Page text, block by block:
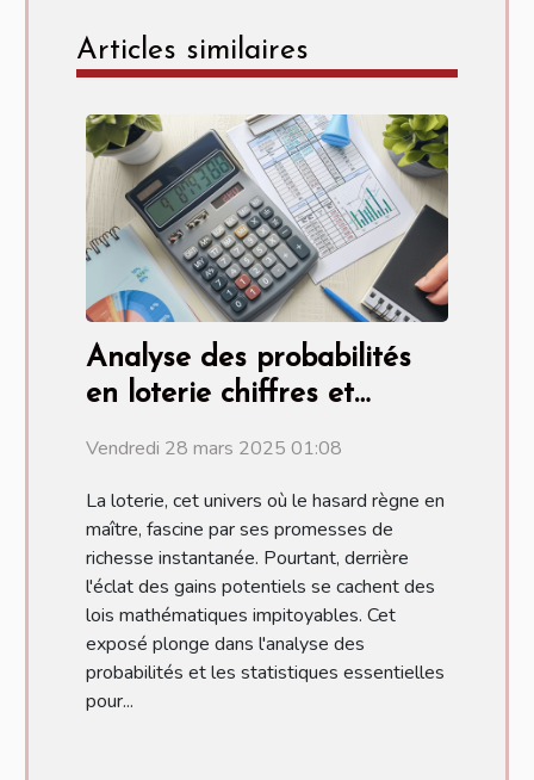
Articles similaires
Analyse des probabilités
en loterie chiffres et
Vendredi 28 mars 2025 01:08
La loterie, cet univers où le hasard règne en
maître, fascine par ses promesses de
richesse instantanée. Pourtant, derrière
l'éclat des gains potentiels se cachent des
lois mathématiques impitoyables. Cet
exposé plonge dans l'analyse des
probabilités et les statistiques essentielles
pour...